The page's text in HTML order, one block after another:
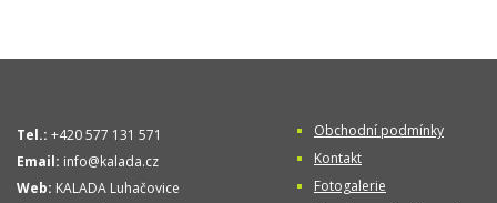
Tel.: +420 577 131 571
Email: info@kalada.cz
Web: KALADA Luhačovice
Obchodní podmínky
Kontakt
Fotogalerie